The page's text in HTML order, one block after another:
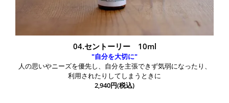
04.セントーリー 10ml
"自分を大切に"
人の思いやニーズを優先し、自分を主張できず気弱になったり、
利用されたりしてしまうときに
2,940円(税込)